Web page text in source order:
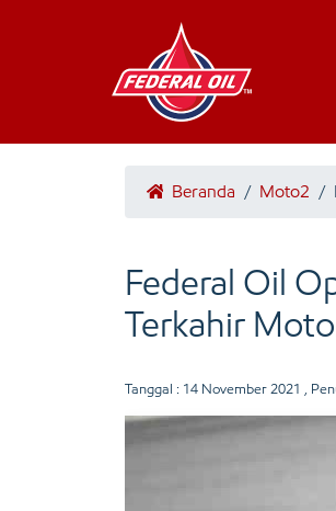
Beranda / Moto2 /
Federal Oil
Terkahir
Tanggal : 14 November 2021 ,